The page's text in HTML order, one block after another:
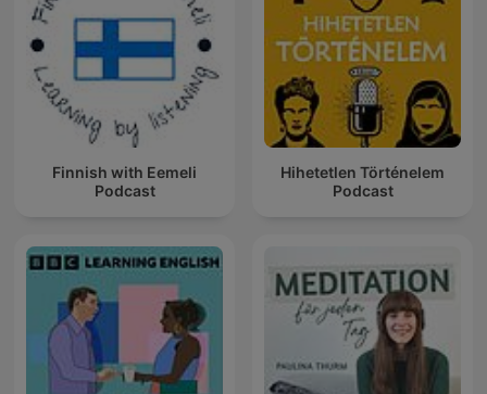
Finnish with Eemeli
Podcast
Hihetetlen Történelem
Podcast